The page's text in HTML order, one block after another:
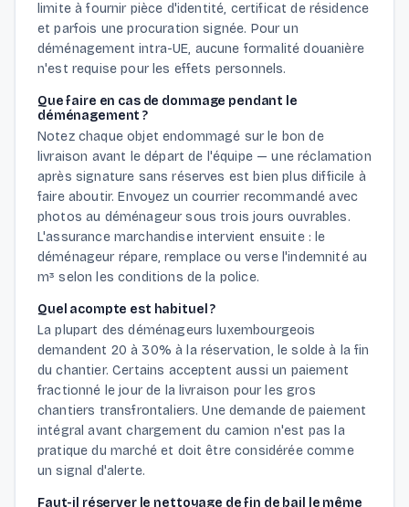
limite à fournir pièce d'identité, certificat de résidence
et parfois une procuration signée. Pour un
déménagement intra-UE, aucune formalité douanière
n'est requise pour les effets personnels.
Que faire en cas de dommage pendant le
déménagement ?
Notez chaque objet endommagé sur le bon de
livraison avant le départ de l'équipe — une réclamation
après signature sans réserves est bien plus difficile à
faire aboutir. Envoyez un courrier recommandé avec
photos au déménageur sous trois jours ouvrables.
L'assurance marchandise intervient ensuite : le
déménageur répare, remplace ou verse l'indemnité au
m³ selon les conditions de la police.
Quel acompte est habituel ?
La plupart des déménageurs luxembourgeois
demandent 20 à 30% à la réservation, le solde à la fin
du chantier. Certains acceptent aussi un paiement
fractionné le jour de la livraison pour les gros
chantiers transfrontaliers. Une demande de paiement
intégral avant chargement du camion n'est pas la
pratique du marché et doit être considérée comme
un signal d'alerte.
Faut-il réserver le nettoyage de fin de bail le même